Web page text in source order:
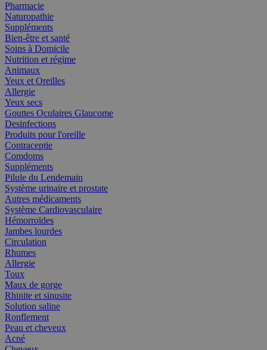
Pharmacie
Naturopathie
Suppléments
Bien-être et santé
Soins à Domicile
Nutrition et régime
Animaux
Yeux et Oreilles
Allergie
Yeux secs
Gouttes Oculaires Glaucome
Desinfections
Produits pour l'oreille
Contraceptie
Comdoms
Suppléments
Pilule du Lendemain
Système urinaire et prostate
Autres médicaments
Système Cardiovasculaire
Hémorroïdes
Jambes lourdes
Circulation
Rhumes
Allergie
Toux
Maux de gorge
Rhinite et sinusite
Solution saline
Ronflement
Peau et cheveux
Acné